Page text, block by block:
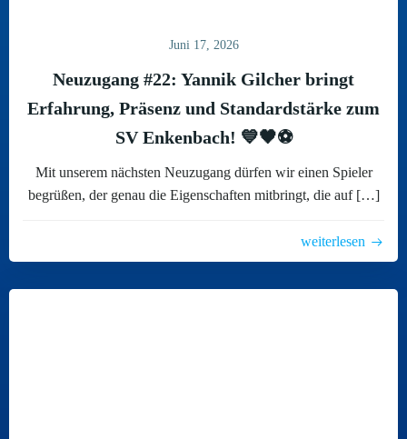
Juni 17, 2026
Neuzugang #22: Yannik Gilcher bringt
Erfahrung, Präsenz und Standardstärke zum
SV Enkenbach! 💙🖤⚽
Mit unserem nächsten Neuzugang dürfen wir einen Spieler
begrüßen, der genau die Eigenschaften mitbringt, die auf […]
weiterlesen